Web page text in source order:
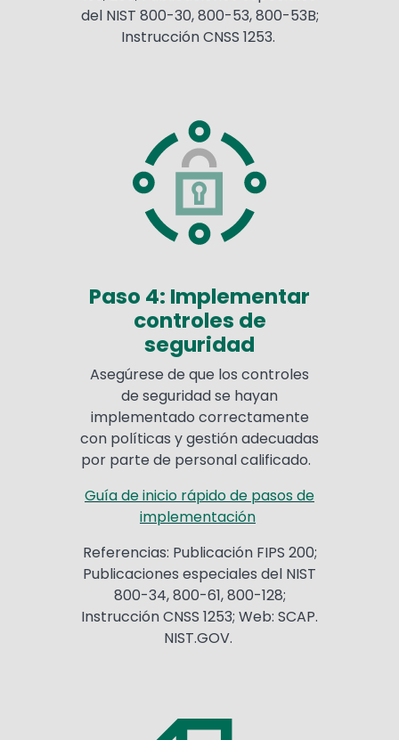
del NIST 800-30, 800-53, 800-53B;
Instrucción CNSS 1253.
Paso 4: Implementar
controles de
seguridad
Asegúrese de que los controles
de seguridad se hayan
implementado correctamente
con políticas y gestión adecuadas
por parte de personal calificado.
Guía de inicio rápido de pasos de
implementación
Referencias: Publicación FIPS 200;
Publicaciones especiales del NIST
800-34, 800-61, 800-128;
Instrucción CNSS 1253; Web: SCAP.
NIST.GOV.